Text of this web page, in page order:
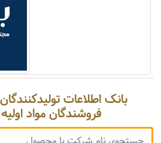
بانک اطلاعات
فروشندگان مواد